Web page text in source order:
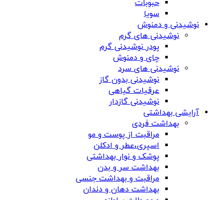
حبوبات
سویا
نوشیدنی و دمنوش
نوشیدنی های گرم
پودر نوشیدنی گرم
چای و دمنوش
نوشیدنی های سرد
نوشیدنی بدون گاز
عرقیات گیاهی
نوشیدنی گازدار
آرایشی بهداشتی
بهداشت فردی
مراقبت از پوست و مو
اسپری،عطر و ادکلن
پوشک و نوار بهداشتی
بهداشت سر و بدن
مراقبت و بهداشت جنسی
بهداشت دهان و دندان